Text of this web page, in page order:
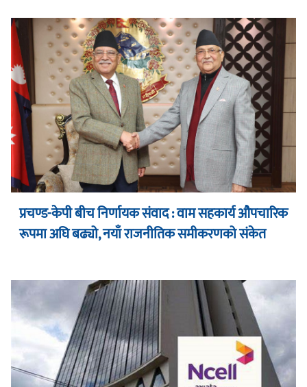
प्रचण्ड-केपी बीच निर्णायक संवाद : वाम सहकार्य औपचारिक
रूपमा अघि बढ्यो, नयाँ राजनीतिक समीकरणको संकेत